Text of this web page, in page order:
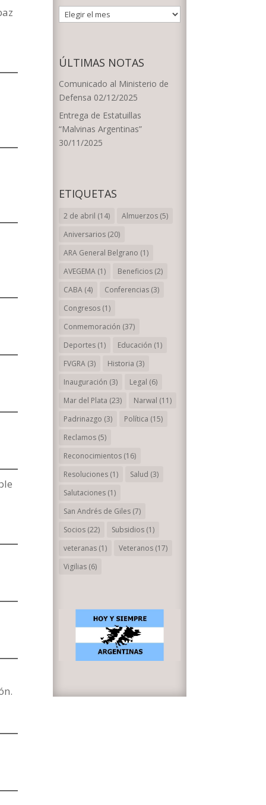
ARCHIVOS
POR
ÚLTIMAS NOTAS
Comunicado al Ministerio de
Defensa 02/12/2025
Entrega de Estatuillas
“Malvinas Argentinas”
30/11/2025
ETIQUETAS
2 de abril (14) Almuerzos (5)
Aniversarios (20)
ARA General Belgrano (1)
AVEGEMA (1) Beneficios (2)
CABA (4) Conferencias (3)
Congresos (1)
Conmemoración (37)
Deportes (1) Educación (1)
FVGRA (3) Historia (3)
Inauguración (3) Legal (6)
Mar del Plata (23) Narwal (11)
Padrinazgo (3) Política (15)
Reclamos (5)
Reconocimientos (16)
Resoluciones (1) Salud (3)
Salutaciones (1)
San Andrés de Giles (7)
Socios (22) Subsidios (1)
veteranas (1) Veteranos (17)
Vigilias (6)